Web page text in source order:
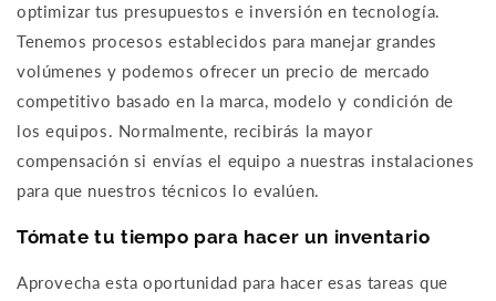
optimizar tus presupuestos e inversión en tecnología.
Tenemos procesos establecidos para manejar grandes
volúmenes y podemos ofrecer un precio de mercado
competitivo basado en la marca, modelo y condición de
los equipos. Normalmente, recibirás la mayor
compensación si envías el equipo a nuestras instalaciones
para que nuestros técnicos lo evalúen.
Tómate tu tiempo para hacer un inventario
Aprovecha esta oportunidad para hacer esas tareas que